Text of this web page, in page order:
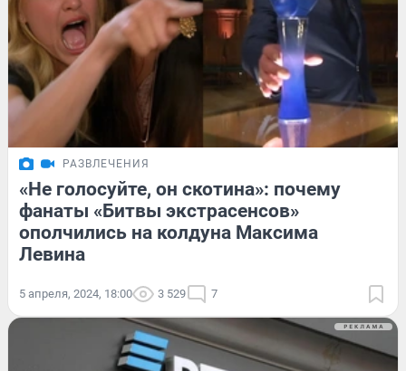
РАЗВЛЕЧЕНИЯ
«Не голосуйте, он скотина»: почему
фанаты «Битвы экстрасенсов»
ополчились на колдуна Максима
Левина
5 апреля, 2024, 18:00 3 529 7